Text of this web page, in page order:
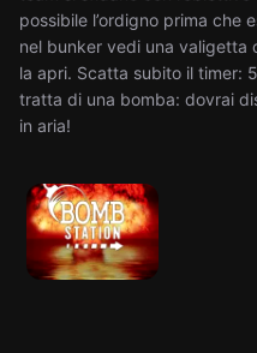
possibile l’ordigno prima che
nel bunker vedi una valigetta
la apri. Scatta subito il timer:
tratta di una bomba: dovrai
in aria!